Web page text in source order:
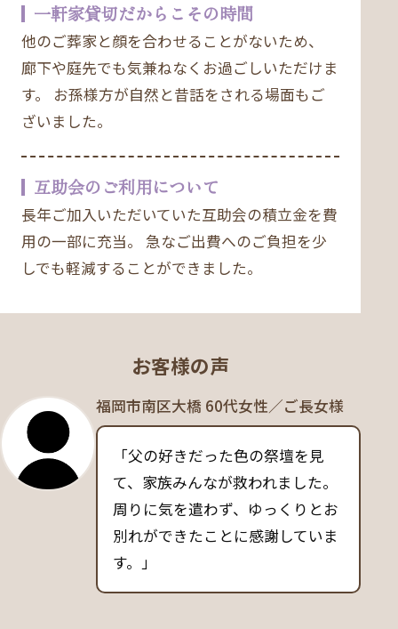
一軒家貸切だからこその時間
他のご葬家と顔を合わせることがないため、
廊下や庭先でも気兼ねなくお過ごしいただけま
す。 お孫様方が自然と昔話をされる場面もご
ざいました。
互助会のご利用について
長年ご加入いただいていた互助会の積立金を費
用の一部に充当。 急なご出費へのご負担を少
しでも軽減することができました。
お客様の声
福岡市南区大橋 60代女性／ご長女様
「父の好きだった色の祭壇を見
て、家族みんなが救われました。
周りに気を遣わず、ゆっくりとお
別れができたことに感謝していま
す。」